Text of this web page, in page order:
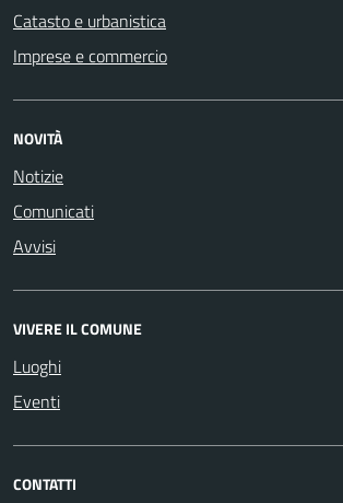
Catasto e urbanistica
Imprese e commercio
NOVITÀ
Notizie
Comunicati
Avvisi
VIVERE IL COMUNE
Luoghi
Eventi
CONTATTI